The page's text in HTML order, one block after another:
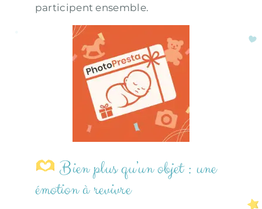
participent ensemble.
Bien plus qu’un objet : une
émotion à revivre